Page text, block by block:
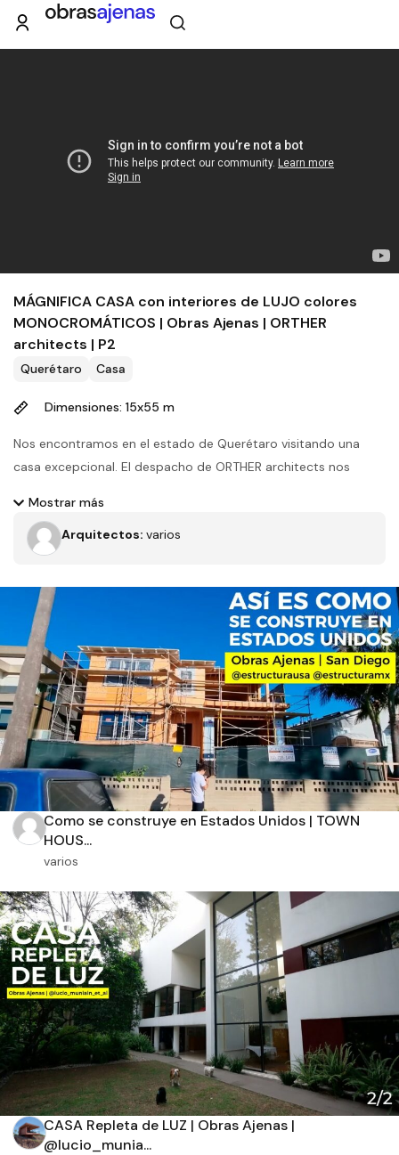
MÁGNIFICA CASA con interiores de LUJO colores
MONOCROMÁTICOS | Obras Ajenas | ORTHER
architects | P2
Querétaro Casa
Dimensiones: 15x55 m
Nos encontramos en el estado de Querétaro visitando una
casa excepcional. El despacho de ORTHER architects nos
descubriendo habitaciones con materiales de alta calidad y
excelente mano de obra como lo son la cochera para
cascada incluida
Mostrar más
Arquitectos: varios
Como se construye en Estados Unidos | TOWN
HOUS...
varios
CASA Repleta de LUZ | Obras Ajenas |
@lucio_munia...
Filtros
Tipo de obra Estado
Recamaras
Dimensiones
m2 de construcción
m2 de terreno